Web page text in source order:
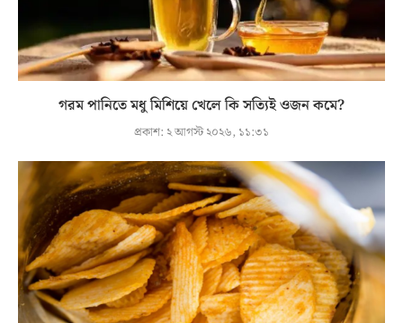
গরম পানিতে মধু মিশিয়ে খেলে কি সত্যিই ওজন কমে?
প্রকাশ: ২ আগস্ট ২০২৬, ১১:৩১